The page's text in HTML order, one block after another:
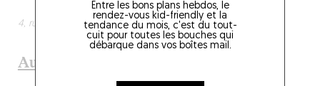
Entre les bons plans hebdos, le
rendez-vous kid-friendly et la
tendance du mois, c'est du tout-
cuit pour toutes les bouches qui
débarque dans vos boîtes mail.
4, rue des Grands-Augustins, Paris 6e – M° Saint-Michel
Augustin Marchand d’Vins